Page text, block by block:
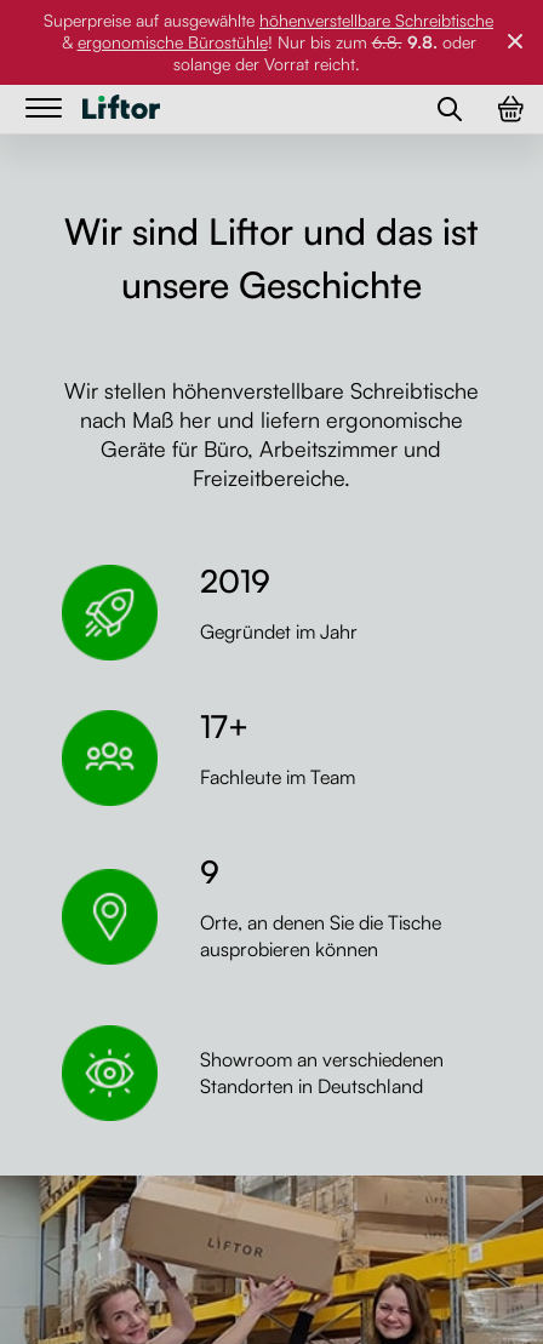
Superpreise auf ausgewählte höhenverstellbare Schreibtische
& ergonomische Bürostühle! Nur bis zum6.8. 9.8. oder
solange der Vorrat reicht.
Höhenverstellbare Schreibtische
Tischgestelle
Schreib- und Esstisch
Bürostühle
Ergonomische Bürostühle
Wackelhocker
Tischplatten nach Maß
PC-Halter
Monitorhalterungen
Kabelmanagement
Schubladen
Monitorständer
Tischtrennwände
Referenzen
Kontakt
Zubehör
Wir sind Liftor und das ist
unsere Geschichte
Wir stellen höhenverstellbare Schreibtische
nach Maß her und liefern ergonomische
Geräte für Büro, Arbeitszimmer und
Freizeitbereiche.
2019
Gegründet im Jahr
17+
Fachleute im Team
9
Orte, an denen Sie die Tische
ausprobieren können
Showroom an verschiedenen
Standorten in Deutschland